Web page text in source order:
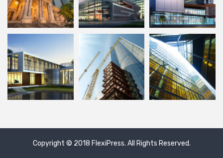
Copyright © 2018 FlexiPress . All Rights Reserved.